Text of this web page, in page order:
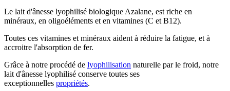
Le lait d'ânesse lyophilisé biologique Azalane, est riche en
minéraux, en oligoéléments et en vitamines (C et B12).
Toutes ces vitamines et minéraux aident à réduire la fatigue, et à
accroitre l'absorption de fer.
Grâce à notre procédé de lyophilisation naturelle par le froid, notre
lait d'ânesse lyophilisé conserve toutes ses
exceptionnelles propriétés.